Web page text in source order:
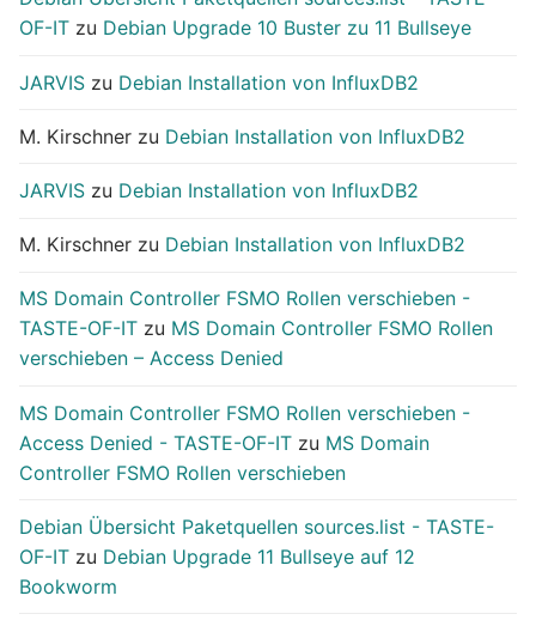
OF-IT zu Debian Upgrade 10 Buster zu 11 Bullseye
JARVIS zu Debian Installation von InfluxDB2
M. Kirschner zu Debian Installation von InfluxDB2
JARVIS zu Debian Installation von InfluxDB2
M. Kirschner zu Debian Installation von InfluxDB2
MS Domain Controller FSMO Rollen verschieben -
TASTE-OF-IT zu MS Domain Controller FSMO Rollen
verschieben – Access Denied
MS Domain Controller FSMO Rollen verschieben -
Access Denied - TASTE-OF-IT zu MS Domain
Controller FSMO Rollen verschieben
Debian Übersicht Paketquellen sources.list - TASTE-
OF-IT zu Debian Upgrade 11 Bullseye auf 12
Bookworm